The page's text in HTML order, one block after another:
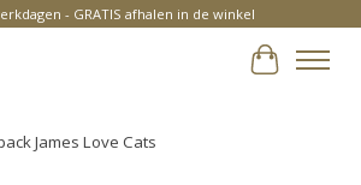
- GRATIS afhalen in de winkel
James Love Cats